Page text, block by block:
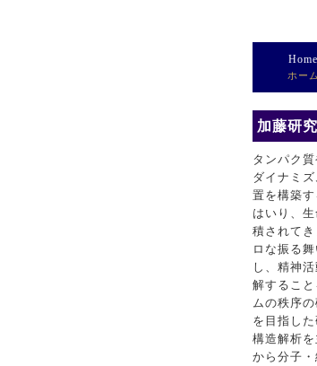
Home
ホーム
加藤研
タンパク
ダイナミ
置を構築
はいり、
積されて
ロな振る
し、精神
解するこ
ムの秩序
を目指し
構造解析
から分子